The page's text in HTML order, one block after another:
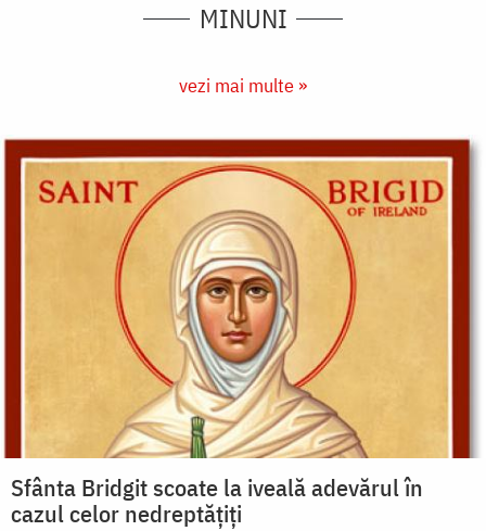
MINUNI
vezi mai multe »
Sfânta Bridgit scoate la iveală adevărul în
cazul celor nedreptățiți